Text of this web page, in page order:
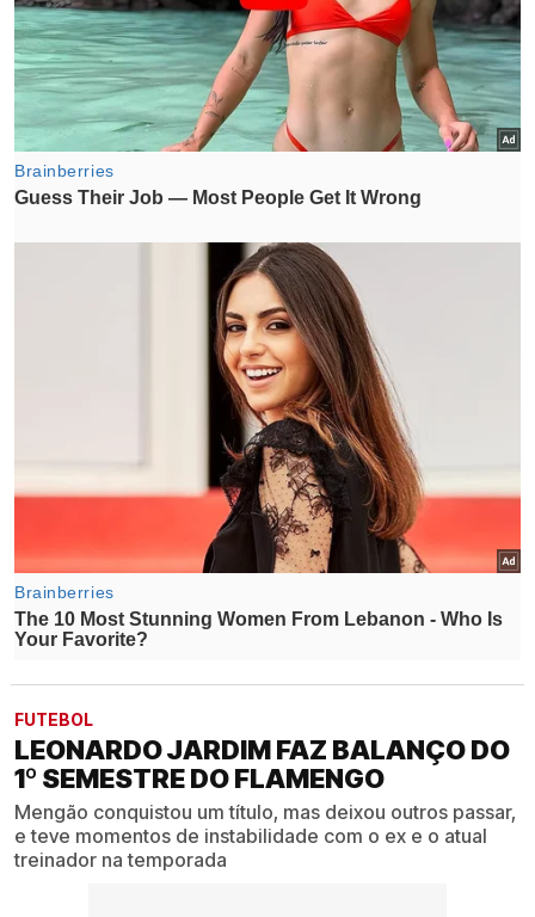
FUTEBOL
LEONARDO JARDIM FAZ BALANÇO DO
1º SEMESTRE DO FLAMENGO
Mengão conquistou um título, mas deixou outros passar,
e teve momentos de instabilidade com o ex e o atual
treinador na temporada